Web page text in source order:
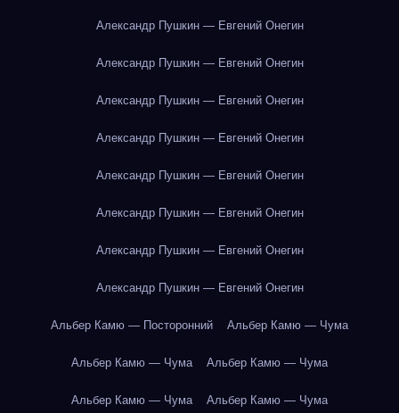
Александр Пушкин — Евгений Онегин
Александр Пушкин — Евгений Онегин
Александр Пушкин — Евгений Онегин
Александр Пушкин — Евгений Онегин
Александр Пушкин — Евгений Онегин
Александр Пушкин — Евгений Онегин
Александр Пушкин — Евгений Онегин
Александр Пушкин — Евгений Онегин
Альбер Камю — Посторонний Альбер Камю — Чума
Альбер Камю — Чума Альбер Камю — Чума
Альбер Камю — Чума Альбер Камю — Чума